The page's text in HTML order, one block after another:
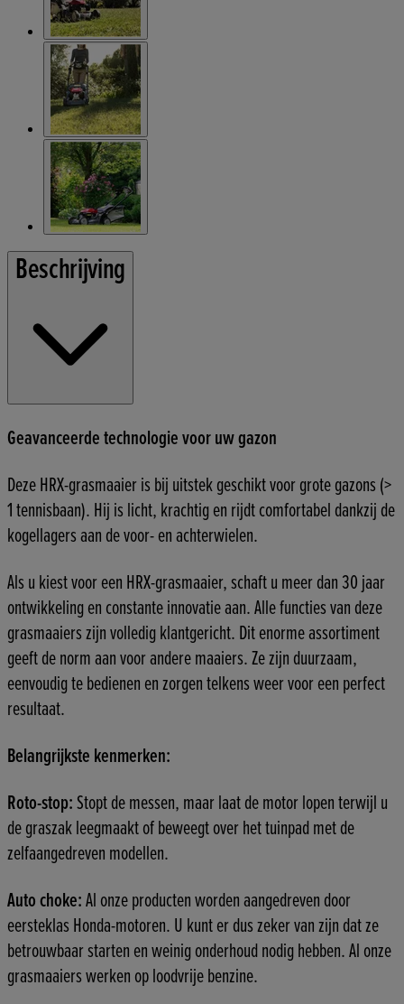
Beschrijving
Geavanceerde technologie voor uw gazon
Deze HRX-grasmaaier is bij uitstek geschikt voor grote gazons (>
1 tennisbaan). Hij is licht, krachtig en rijdt comfortabel dankzij de
kogellagers aan de voor- en achterwielen.
Als u kiest voor een HRX-grasmaaier, schaft u meer dan 30 jaar
ontwikkeling en constante innovatie aan. Alle functies van deze
grasmaaiers zijn volledig klantgericht. Dit enorme assortiment
geeft de norm aan voor andere maaiers. Ze zijn duurzaam,
eenvoudig te bedienen en zorgen telkens weer voor een perfect
resultaat.
Belangrijkste kenmerken:
Roto-stop:Stopt de messen, maar laat de motor lopen terwijl u
de graszak leegmaakt of beweegt over het tuinpad met de
zelfaangedreven modellen.
Auto choke:Al onze producten worden aangedreven door
eersteklas Honda-motoren. U kunt er dus zeker van zijn dat ze
betrouwbaar starten en weinig onderhoud nodig hebben. Al onze
grasmaaiers werken op loodvrije benzine.